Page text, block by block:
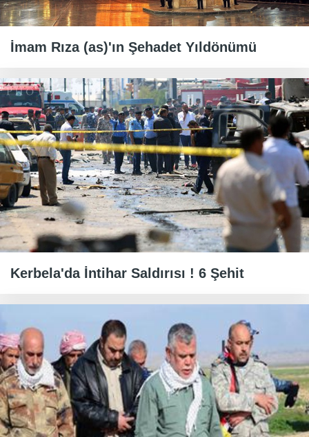
İmam Rıza (as)'ın Şehadet Yıldönümü
Kerbela'da İntihar Saldırısı ! 6 Şehit